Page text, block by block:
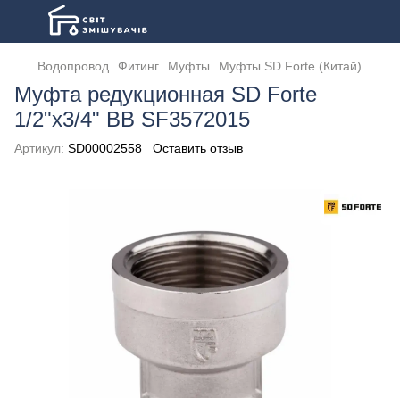
Водопровод Фитинг Муфты Муфты SD Forte (Китай)
Муфта редукционная SD Forte
1/2"х3/4" ВВ SF3572015
Артикул: SD00002558 Оставить отзыв